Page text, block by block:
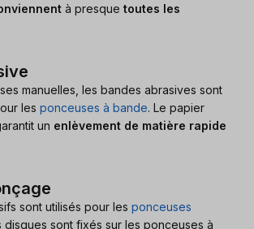
à presque toutes les
manuelles, les bandes abrasives sont
les ponceuses à bande. Le papier
un enlèvement de matière rapide
sont utilisés pour les ponceuses
disques sont fixés sur les ponceuses à